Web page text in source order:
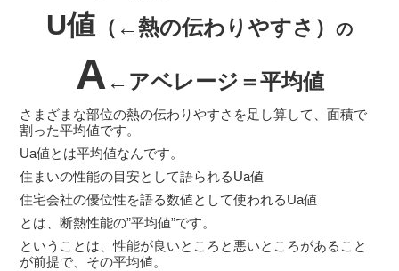
U値 （←熱の伝わりやすさ） の
A ←アベレージ＝平均値
さまざまな部位の熱の伝わりやすさを足し算して、面積で
割った平均値です。
Ua値とは平均値なんです。
住まいの性能の目安として語られるUa値
住宅会社の優位性を語る数値として使われるUa値
とは、断熱性能の”平均値”です。
ということは、性能が良いところと悪いところがあること
が前提で、その平均値。